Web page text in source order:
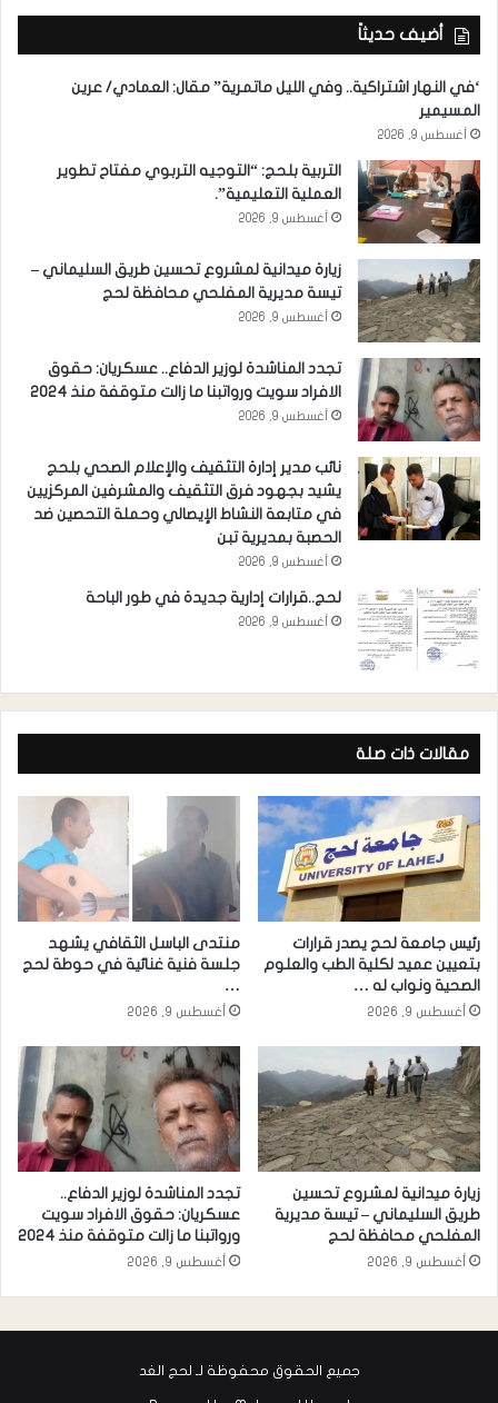
أضيف حديثاً
‘في النهار اشتراكية.. وفي الليل ماتمرية” مقال: العمادي/ عرين
المسيمير
أغسطس 9, 2026
التربية بلحج: “التوجيه التربوي مفتاح تطوير
العملية التعليمية”.
أغسطس 9, 2026
زيارة ميدانية لمشروع تحسين طريق السليماني –
تيسة مديرية المفلحي محافظة لحج
أغسطس 9, 2026
تجدد المناشدة لوزير الدفاع.. عسكريان: حقوق
الافراد سويت ورواتبنا ما زالت متوقفة منذ 2024
أغسطس 9, 2026
نائب مدير إدارة التثقيف والإعلام الصحي بلحج
يشيد بجهود فرق التثقيف والمشرفين المركزيين
في متابعة النشاط الإيصالي وحملة التحصين ضد
الحصبة بمديرية تبن
أغسطس 9, 2026
لحج..قرارات إدارية جديدة في طور الباحة
أغسطس 9, 2026
مقالات ذات صلة
رئيس جامعة لحج يصدر قرارات
بتعيين عميد لكلية الطب والعلوم
الصحية ونواب له …
أغسطس 9, 2026
منتدى الباسل الثقافي يشهد
جلسة فنية غنائية في حوطة لحج
…
أغسطس 9, 2026
زيارة ميدانية لمشروع تحسين
طريق السليماني – تيسة مديرية
المفلحي محافظة لحج
أغسطس 9, 2026
تجدد المناشدة لوزير الدفاع..
عسكريان: حقوق الافراد سويت
ورواتبنا ما زالت متوقفة منذ 2024
أغسطس 9, 2026
جميع الحقوق محفوظة لـ لحج الغد